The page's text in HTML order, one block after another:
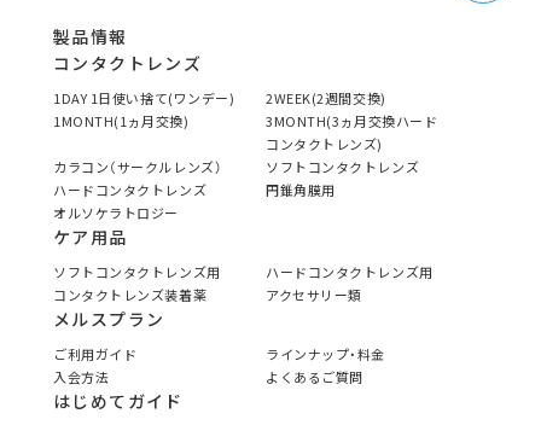
製品情報
コンタクトレンズ
1DAY 1日使い捨て(ワンデー)
2WEEK(2週間交換)
1MONTH(1ヵ月交換)
3MONTH(3ヵ月交換ハード
コンタクトレンズ)
カラコン（サークルレンズ）
ソフトコンタクトレンズ
ハードコンタクトレンズ
円錐角膜用
オルソケラトロジー
ケア用品
ソフトコンタクトレンズ用
ハードコンタクトレンズ用
コンタクトレンズ装着薬
アクセサリー類
メルスプラン
ご利用ガイド
ラインナップ・料金
入会方法
よくあるご質問
はじめてガイド